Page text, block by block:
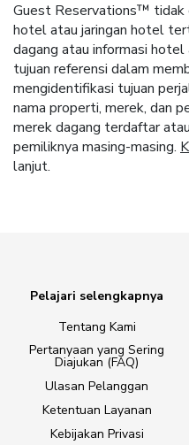
Guest Reservations™ tidak
hotel atau jaringan hotel
dagang atau informasi
tujuan referensi dalam
mengidentifikasi tujuan
nama properti, merek, dan
merek dagang terdaftar
pemiliknya masing-masing.
lanjut.
Pelajari selengkapnya
Tentang Kami
Pertanyaan yang Sering
Diajukan (FAQ)
Ulasan Pelanggan
Ketentuan Layanan
Kebijakan Privasi